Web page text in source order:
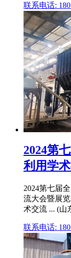
联系电话: 180
2024第
利用学
2024第七届
流大会暨展
术交流 ... (山
联系电话: 180